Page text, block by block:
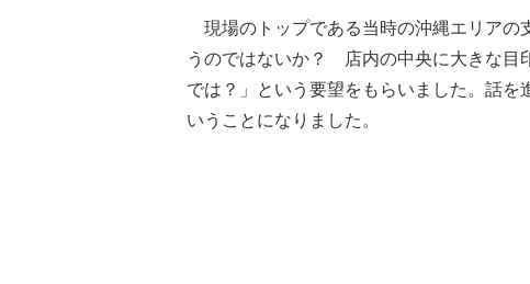
現場のトップである当時の沖縄エリアの
うのではないか？ 店内の中央に大きな目
では？」という要望をもらいました。話
いうことになりました。